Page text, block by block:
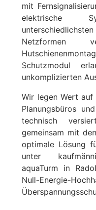
mit
elektrische
Netzformen
Schutzmodul
unkomplizierten
Wir legen Wert auf
Planungsbüros
technisch
gemeinsam mit
optimale Lösung
unter
aquaTurm in
Null-Energie-